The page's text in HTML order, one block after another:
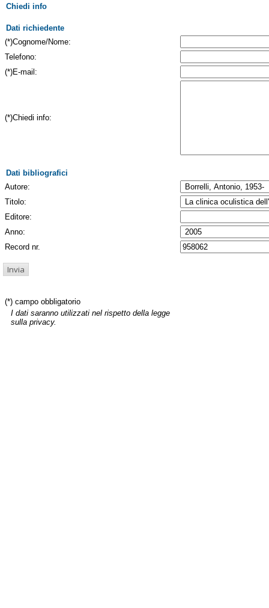
Chiedi info
Dati richiedente
(*)Cognome/Nome:
Telefono:
(*)E-mail:
(*)Chiedi info:
Dati bibliografici
Autore:
Titolo:
Editore:
Anno:
Record nr.
(*) campo obbligatorio
I dati saranno utilizzati nel rispetto della legge
sulla privacy.